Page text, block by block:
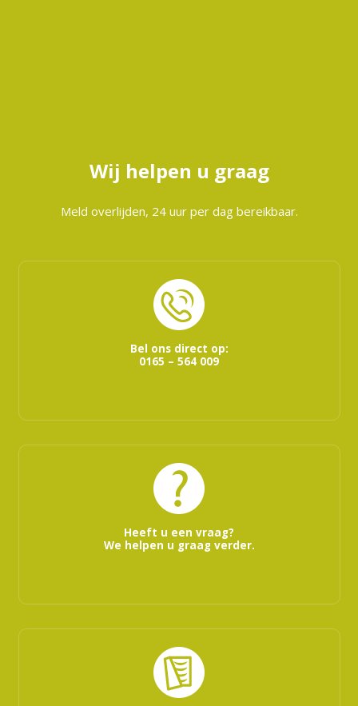
Wij helpen u graag
Meld overlijden, 24 uur per dag bereikbaar.
Bel ons direct op:
0165 – 564 009
Heeft u een vraag?
We helpen u graag verder.